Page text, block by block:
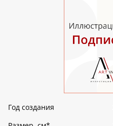
Год создания